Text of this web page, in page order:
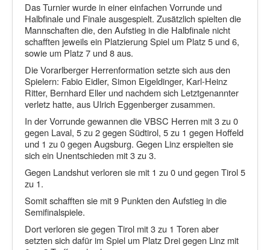
Das Turnier wurde in einer einfachen Vorrunde und
Halbfinale und Finale ausgespielt. Zusätzlich spielten die
Mannschaften die, den Aufstieg in die Halbfinale nicht
schafften jeweils ein Platzierung Spiel um Platz 5 und 6,
sowie um Platz 7 und 8 aus.
Die Vorarlberger Herrenformation setzte sich aus den
Spielern: Fabio Eidler, Simon Eigeldinger, Karl-Heinz
Ritter, Bernhard Eller und nachdem sich Letztgenannter
verletz hatte, aus Ulrich Eggenberger zusammen.
In der Vorrunde gewannen die VBSC Herren mit 3 zu 0
gegen Laval, 5 zu 2 gegen Südtirol, 5 zu 1 gegen Hoffeld
und 1 zu 0 gegen Augsburg. Gegen Linz erspielten sie
sich ein Unentschieden mit 3 zu 3.
Gegen Landshut verloren sie mit 1 zu 0 und gegen Tirol 5
zu 1.
Somit schafften sie mit 9 Punkten den Aufstieg in die
Semifinalspiele.
Dort verloren sie gegen Tirol mit 3 zu 1 Toren aber
setzten sich dafür im Spiel um Platz Drei gegen Linz mit